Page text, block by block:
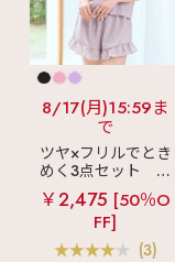
8/17(月)15:59ま
で
ツヤ×フリルでとき
めく3点セット
シ
ルキー ショートパ
ンツ 3点セット
￥2,475 [50％O
FF]
(3)